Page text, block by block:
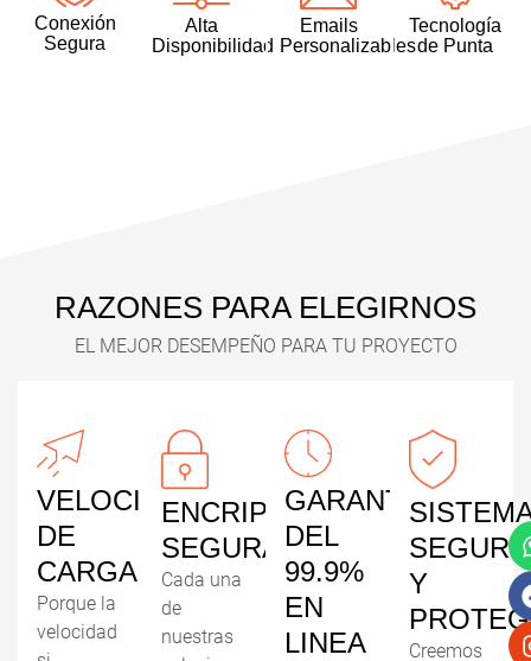
Conexión
Segura
Alta
Disponibilidad
Emails
Personalizables
Tecnología
de Punta
RAZONES PARA ELEGIRNOS
EL MEJOR DESEMPEÑO PARA TU PROYECTO
VELOCIDAD
DE
CARGA
Porque la
velocidad
ENCRIPTACIÓN
SEGURA
Cada una
de
nuestras
GARANTÍA
DEL
99.9%
EN
LINEA
Y
Creemos